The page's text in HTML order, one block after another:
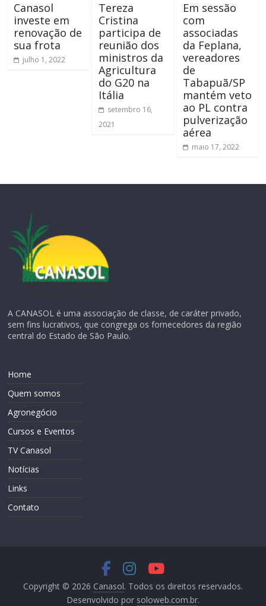
Canasol
investe em
renovação de
sua frota
julho 1, 2022
Tereza
Cristina
participa de
reunião dos
ministros da
Agricultura
do G20 na
Itália
setembro 16,
2021
Em sessão
com
associadas
da Feplana,
vereadores
de
Tabapuã/SP
mantém veto
ao PL contra
pulverização
aérea
maio 17, 2022
A CANASOL é uma associação de classe, de caráter privado,
sem fins lucrativos, que congrega os fornecedores da região
central do Estado de São Paulo.
Home
Quem somos
Agronegócio
Cursos e Eventos
TV Canasol
Notícias
Links
Contato
Copyright © 2026 Canasol. Todos os direitos reservados.
Desenvolvido por soloweb.com.br.